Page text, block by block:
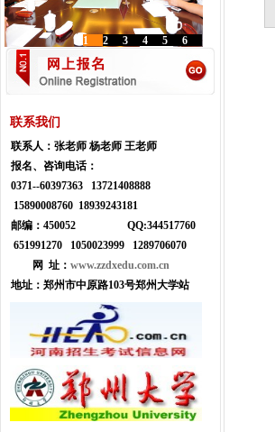
6
5
4
3
2
1
联系我们
联系人： 张老师 杨老师 王老师
报名、咨询电话：
0371--60397363 13721408888
15890008760 18939243181
邮编：450052 QQ:344517760
651991270 1050023999
1289706070
网 址： www.zzdxedu.com.cn
地址： 郑州市中原路103号郑州大学站